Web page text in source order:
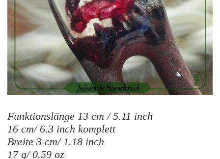
Funktionslänge 13 cm / 5.11 inch
16 cm/ 6.3 inch komplett
Breite 3 cm/ 1.18 inch
17 g/ 0.59 oz